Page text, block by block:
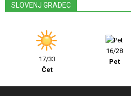
SLOVENJ GRADEC
17/33
Čet
16/28
Pet